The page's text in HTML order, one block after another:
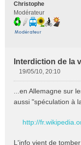
Christophe
Modérateur
Interdiction de la
s
s
n
19/05/10, 20:10
...en Allemagne sur
aussi "spéculation à
http://
L'info vient de